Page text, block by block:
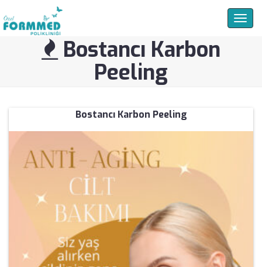
Bostancı Karbon
Peeling
Bostancı Karbon Peeling